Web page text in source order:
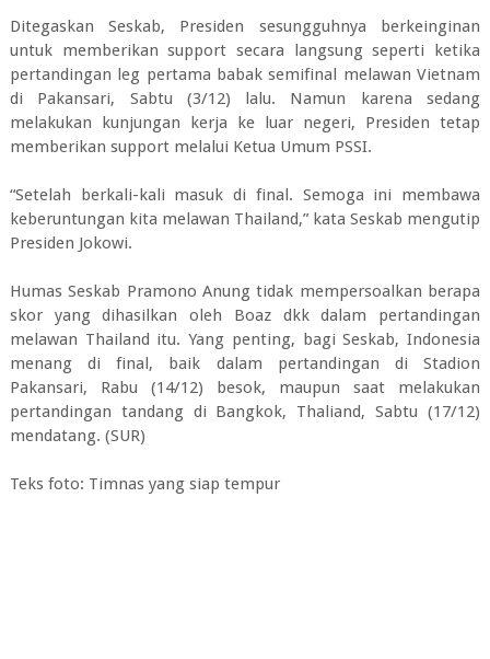
Ditegaskan Seskab, Presiden sesungguhnya berkeinginan
untuk memberikan support secara langsung seperti ketika
pertandingan leg pertama babak semifinal melawan Vietnam
di Pakansari, Sabtu (3/12) lalu. Namun karena sedang
melakukan kunjungan kerja ke luar negeri, Presiden tetap
memberikan support melalui Ketua Umum PSSI.
“Setelah berkali-kali masuk di final. Semoga ini membawa
keberuntungan kita melawan Thailand,” kata Seskab mengutip
Presiden Jokowi.
Humas Seskab Pramono Anung tidak mempersoalkan berapa
skor yang dihasilkan oleh Boaz dkk dalam pertandingan
melawan Thailand itu. Yang penting, bagi Seskab, Indonesia
menang di final, baik dalam pertandingan di Stadion
Pakansari, Rabu (14/12) besok, maupun saat melakukan
pertandingan tandang di Bangkok, Thaliand, Sabtu (17/12)
mendatang. (SUR)
Teks foto: Timnas yang siap tempur